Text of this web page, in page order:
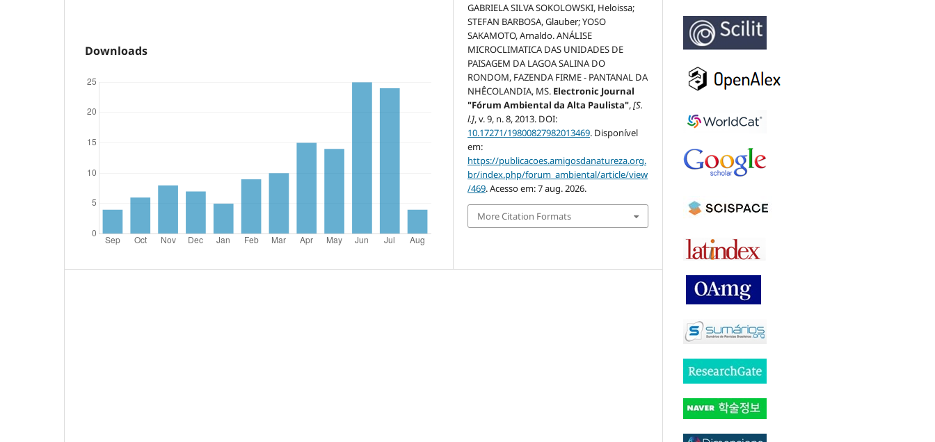
Downloads
GABRIELA SILVA SOKOLOWSKI, Heloissa;
STEFAN BARBOSA, Glauber; YOSO
SAKAMOTO, Arnaldo. ANÁLISE
MICROCLIMATICA DAS UNIDADES DE
PAISAGEM DA LAGOA SALINA DO
RONDOM, FAZENDA FIRME - PANTANAL DA
NHÊCOLANDIA, MS. Electronic Journal
"Fórum Ambiental da Alta Paulista",[S.
l.], v. 9, n. 8, 2013. DOI:
10.17271/19800827982013469. Disponível
em:
https://publicacoes.amigosdanatureza.org.
br/index.php/forum_ambiental/article/view
/469. Acesso em: 7 aug. 2026.
More Citation Formats